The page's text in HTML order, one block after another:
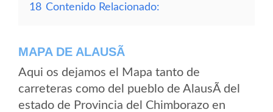
18 Contenido Relacionado:
MAPA DE ALAUSÃ­
Aqui os dejamos el Mapa tanto de
carreteras como del pueblo de AlausÃ­ del
estado de Provincia del Chimborazo en